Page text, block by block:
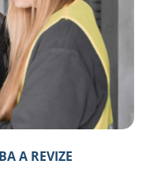
A REVIZE